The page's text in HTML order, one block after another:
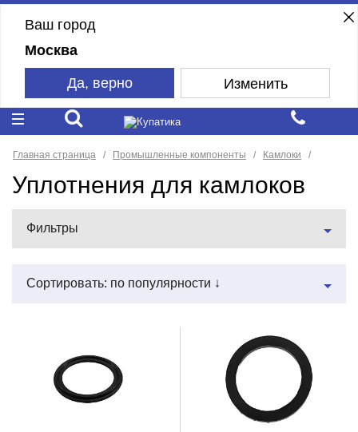
Ваш город
Москва
Да, верно Изменить
Главная страница Промышленные компоненты Камлоки
Уплотнения для камлоков
Фильтры
Сортировать: по популярности ↓